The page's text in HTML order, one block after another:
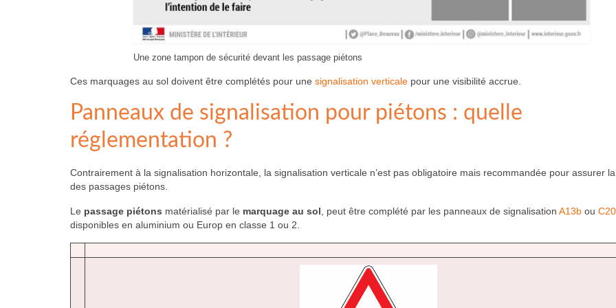
Une zone tampon de sécurité devant les passage piétons
Ces marquages au sol doivent être complétés pour une signalisation verticale pour une visibilité accrue.
Panneaux de signalisation pour piétons : quelle
réglementation ?
Contrairement à la signalisation horizontale, la signalisation verticale n’est pas obligatoire mais recommandée pour assurer
des passages piétons.
Le passage piétons matérialisé par le marquage au sol , peut être complété par les panneaux de signalisation A13b ou
disponibles en aluminium ou Europ en classe 1 ou 2.